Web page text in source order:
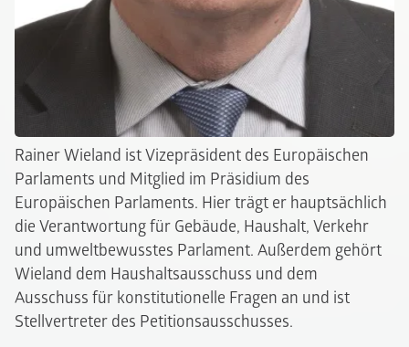
Rainer Wieland ist Vizepräsident des Europäischen
Parlaments und Mitglied im Präsidium des
Europäischen Parlaments. Hier trägt er hauptsächlich
die Verantwortung für Gebäude, Haushalt, Verkehr
und umweltbewusstes Parlament. Außerdem gehört
Wieland dem Haushaltsausschuss und dem
Ausschuss für konstitutionelle Fragen an und ist
Stellvertreter des Petitionsausschusses.